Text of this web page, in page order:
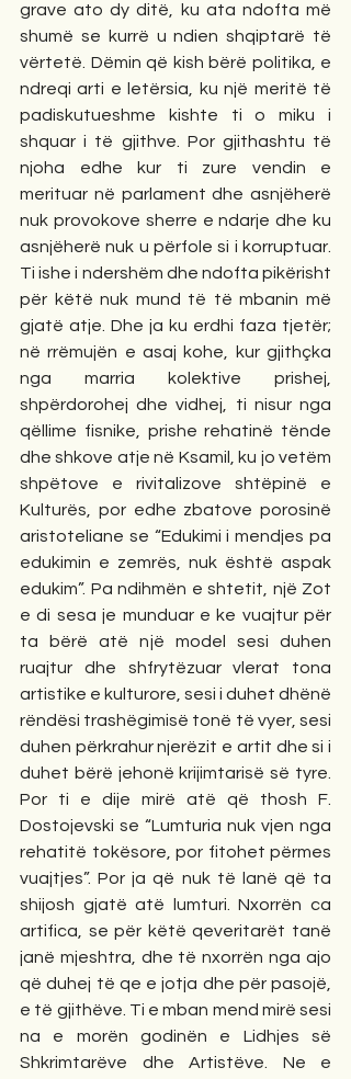
grave ato dy ditë, ku ata ndofta më
shumë se kurrë u ndien shqiptarë të
vërtetë. Dëmin që kish bërë politika, e
ndreqi arti e letërsia, ku një meritë të
padiskutueshme kishte ti o miku i
shquar i të gjithve. Por gjithashtu të
njoha edhe kur ti zure vendin e
merituar në parlament dhe asnjëherë
nuk provokove sherre e ndarje dhe ku
asnjëherë nuk u përfole si i korruptuar.
Ti ishe i ndershëm dhe ndofta pikërisht
për këtë nuk mund të të mbanin më
gjatë atje. Dhe ja ku erdhi faza tjetër;
në rrëmujën e asaj kohe, kur gjithçka
nga marria kolektive prishej,
shpërdorohej dhe vidhej, ti nisur nga
qëllime fisnike, prishe rehatinë tënde
dhe shkove atje në Ksamil, ku jo vetëm
shpëtove e rivitalizove shtëpinë e
Kulturës, por edhe zbatove porosinë
aristoteliane se “Edukimi i mendjes pa
edukimin e zemrës, nuk është aspak
edukim”. Pa ndihmën e shtetit, një Zot
e di sesa je munduar e ke vuajtur për
ta bërë atë një model sesi duhen
ruajtur dhe shfrytëzuar vlerat tona
artistike e kulturore, sesi i duhet dhënë
rëndësi trashëgimisë tonë të vyer, sesi
duhen përkrahur njerëzit e artit dhe si i
duhet bërë jehonë krijimtarisë së tyre.
Por ti e dije mirë atë që thosh F.
Dostojevski se “Lumturia nuk vjen nga
rehatitë tokësore, por fitohet përmes
vuajtjes”. Por ja që nuk të lanë që ta
shijosh gjatë atë lumturi. Nxorrën ca
artifica, se për këtë qeveritarët tanë
janë mjeshtra, dhe të nxorrën nga ajo
që duhej të qe e jotja dhe për pasojë,
e të gjithëve. Ti e mban mend mirë sesi
na e morën godinën e Lidhjes së
Shkrimtarëve dhe Artistëve. Ne e